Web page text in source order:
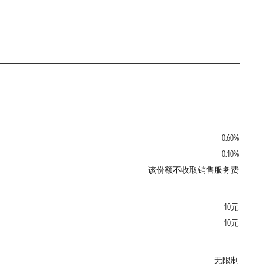
0.60%
0.10%
该份额不收取销售服务费
10元
10元
无限制